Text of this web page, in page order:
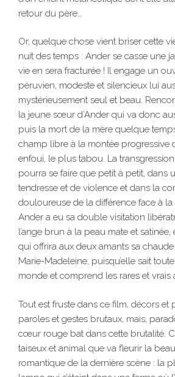
retour du père…
Or, quelque chose vient briser cette
nuit des temps : Ander se casse une
vie en sera fracturée ! Il engage un
péruvien, modeste et silencieux lui
mystérieusement seul et beau.
la jeune sœur d’Ander qui va donc
puis la mort de la mère quelque
champ libre à la montée progressive
enfoui, le plus tabou. La
pourra se faire que petit à petit, dans
tendresse et de violence et dans la
douloureuse de la différence face à la
Ander a eu sa double visitation
l’ange brun à la peau mate et
qui offrira aux deux amants sa
Marie-Madeleine, puisqu’elle sait
monde et comprend les rares et vrais
Tout est fruste dans ce film, décors et
paroles et gestes brutaux, mais,
cœur rouge bat dans cette brutalité.
taiseux et animal que va fleurir la
romantique de la dernière scène : la